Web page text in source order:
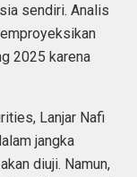
sendiri. Analis
2025 karena
Lanjar Nafi
jangka
diuji. Namun,